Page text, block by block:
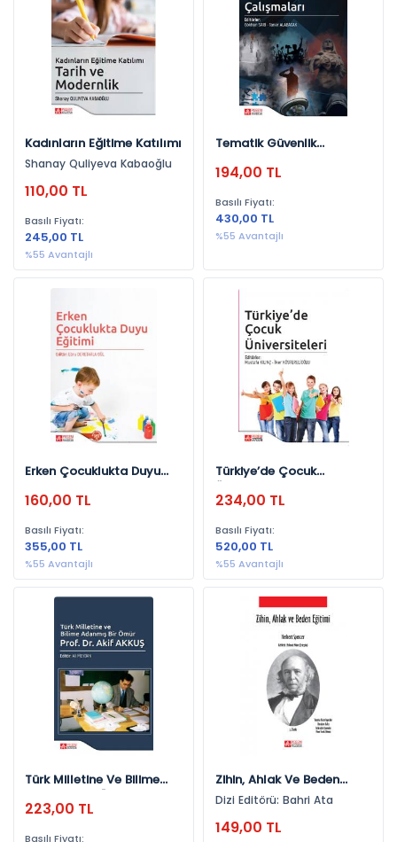
2024 (50)
2022 (43)
2023 (38)
2025 (23)
2016 (20)
2015 (16)
2014 (15)
2026 (8)
2012 (7)
2010 (5)
2013 (5)
2004 (2)
2006 (1)
2007 (1)
Kadınların Eğitime Katılımı
Shanay Quliyeva Kabaoğlu
110,00 TL
Basılı Fiyatı:
245,00 TL
%55 Avantajlı
Tematik Güvenlik
194,00 TL
Basılı Fiyatı:
430,00 TL
%55 Avantajlı
Erken Çocuklukta Duyu
160,00 TL
Basılı Fiyatı:
355,00 TL
%55 Avantajlı
Türkiye’de Çocuk
Üniversiteleri
234,00 TL
Basılı Fiyatı:
520,00 TL
%55 Avantajlı
Türk Milletine Ve Bilime
Akif Akkuş
223,00 TL
Basılı Fiyatı:
Zihin, Ahlak Ve Beden
Eğitimi
Dizi Editörü: Bahri Ata
149,00 TL